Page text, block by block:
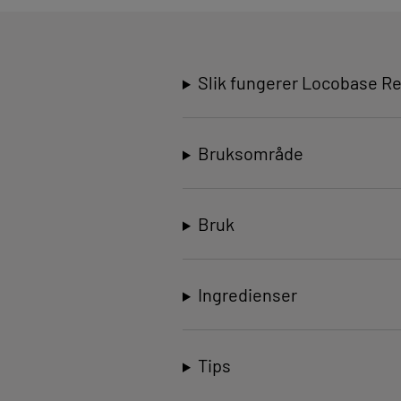
Slik fungerer Locobase
Bruksområde
Bruk
Ingredienser
Tips